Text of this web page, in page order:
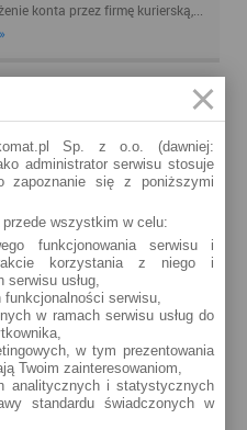
konta przez firmę kurierską,...
skner.Przelewy z zagranicy
tym nie narzekam.
posiadanego od 2lat ROR-u.
nielicznych kont osobistych,
powyżej 0, a jedyna opłata
(30zl).
10-12
Sp. z o.o. (dawniej:
administrator serwisu stosuje
zapoznanie się z poniższymi
wszystkim w celu:
funkcjonowania serwisu i
korzystania z niego i
serwisu usług,
serwisu,
w ramach serwisu usług do
w tym prezentowania
Twoim zainteresowaniom,
analitycznych i statystycznych
standardu świadczonych w